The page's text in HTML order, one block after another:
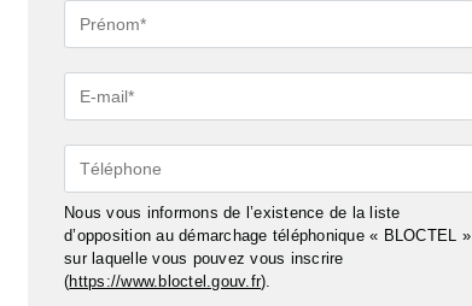
Prénom*
E-
mail*
Téléphone
Nous vous informons de l’existence de la liste
d’opposition au démarchage téléphonique « BLOCTEL »
sur laquelle vous pouvez vous inscrire
(https://www.bloctel.gouv.fr).